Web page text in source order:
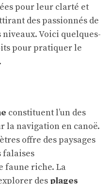
pour leur clarté et
des passionnés de
Voici quelques-
pour pratiquer le
constituent l’un des
la navigation en canoë.
offre des paysages
falaises
faune riche. La
des plages